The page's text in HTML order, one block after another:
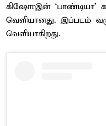
கிஷோrஇன் ‘பாண்டியா’
வெளியானது. இப்படம்
வெளியாகிறது.